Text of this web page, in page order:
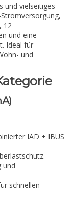
und vielseitiges
12
und eine
Ideal für
und
IAD + IBUS
und
schnellen